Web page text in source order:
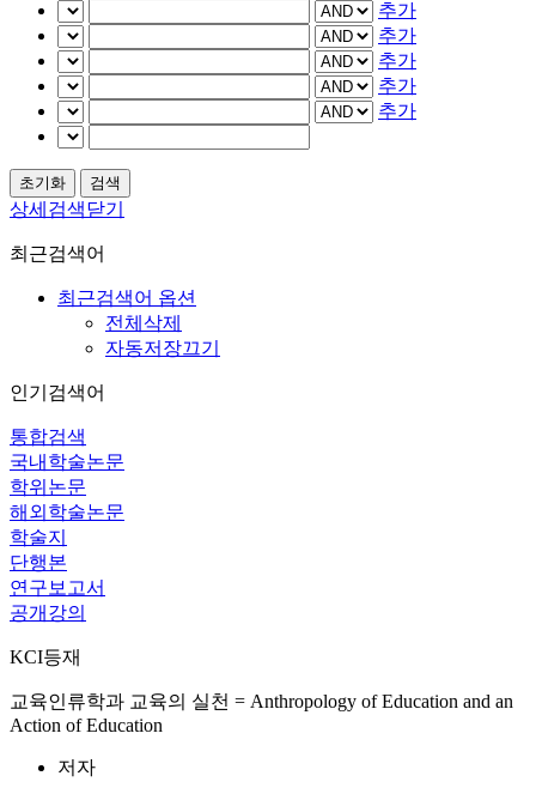
추가
추가
추가
추가
추가
상세검색닫기
최근검색어
최근검색어 옵션
전체삭제
자동저장끄기
인기검색어
통합검색
국내학술논문
학위논문
해외학술논문
학술지
단행본
연구보고서
공개강의
KCI등재
교육인류학과 교육의 실천 = Anthropology of Education and an
Action of Education
저자